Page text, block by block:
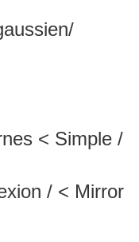
< Simple /
/ < Mirror